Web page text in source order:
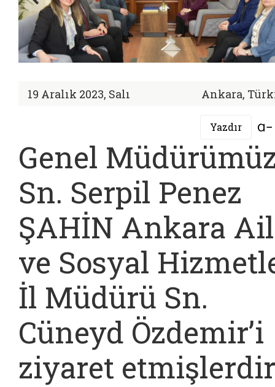
19 Aralık 2023, Salı Ankara,
Yazdır
Genel
Sn. Serpil Penez
ŞAHİN Ankara
ve Sosyal
İl Müdürü Sn.
Cüneyd Özdemir’i
ziyaret